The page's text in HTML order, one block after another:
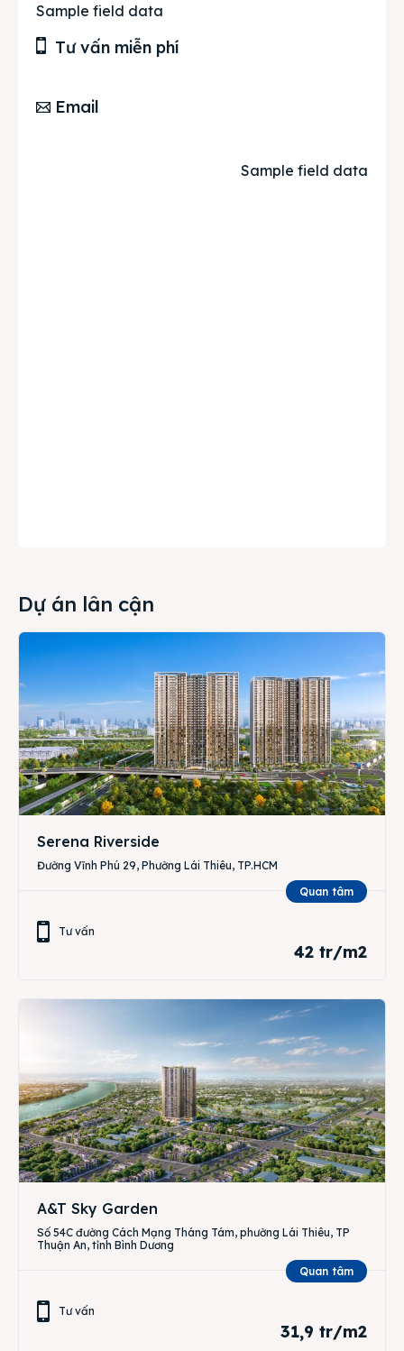
Sample field data
Tư vấn miễn phí
Email
Sample field data
Dự án lân cận
Serena Riverside
Đường Vĩnh Phú 29, Phường Lái Thiêu, TP.HCM
Quan tâm
Tư vấn
42 tr/m2
A&T Sky Garden
Số 54C đường Cách Mạng Tháng Tám, phường Lái Thiêu, TP
Thuận An, tỉnh Bình Dương
Quan tâm
Tư vấn
31,9 tr/m2